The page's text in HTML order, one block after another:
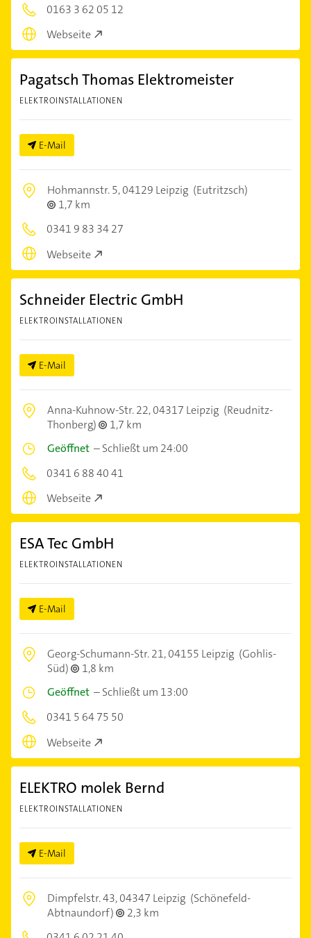
0163 3 62 05 12
Webseite
Pagatsch Thomas Elektromeister
ELEKTROINSTALLATIONEN
E-Mail
Hohmannstr. 5,04129 Leipzig (Eutritzsch)
1,7 km
0341 9 83 34 27
Webseite
Schneider Electric GmbH
ELEKTROINSTALLATIONEN
E-Mail
Anna-Kuhnow-Str. 22,04317 Leipzig (Reudnitz-
Thonberg)
1,7 km
Geöffnet –Schließt um 24:00
0341 6 88 40 41
Webseite
ESA Tec GmbH
ELEKTROINSTALLATIONEN
E-Mail
Georg-Schumann-Str. 21,04155 Leipzig (Gohlis-
Süd)
1,8 km
Geöffnet –Schließt um 13:00
0341 5 64 75 50
Webseite
ELEKTRO molek Bernd
ELEKTROINSTALLATIONEN
E-Mail
Dimpfelstr. 43,04347 Leipzig (Schönefeld-
Abtnaundorf)
2,3 km